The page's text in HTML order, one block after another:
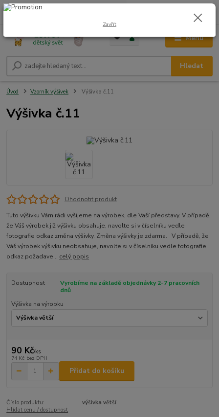
Menu
Hledat
+420 604 278 943 0,00 Kč
Úvod Vzorník výšivek Výšivka č.11
Výšivka č.11
Ohodnotit produkt
Tuto výšivku Vám rádi vyšijeme na výrobek, dle Vaší představy. V případě,
že Váš výrobek již výšivku obsahuje, navolte si v číselníku vedle
fotografie odkaz změna výšivky. Změna výšivky je zdarma. V případě, že
Váš výrobek výšivku neobsahuje, navolte si v číselníku vedle fotografie
odkaz požadave... celý popis
Dostupnost
Vyrobíme na základě objednávky 2-7 pracovních
dnů
Výšivka na výrobku
90 Kč/ks
74 Kč bez DPH
Přidat do košíku
Číslo produktu:
výšivka větší
Hlídat cenu / dostupnost
Zavřít